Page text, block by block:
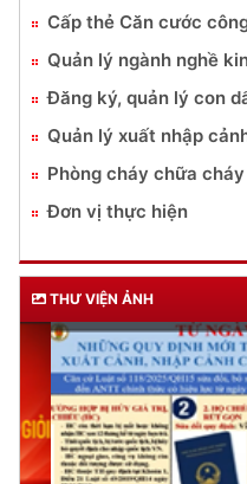
Cấp thẻ Căn cước
Quản lý ngành nghề
Đăng ký, quản lý con
Quản lý xuất nhập
Phòng cháy chữa cháy
Đơn vị thực hiện
THƯ VIỆN ẢNH